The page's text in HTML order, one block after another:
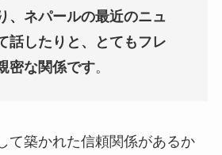
、ネパールの最近のニュ
話したりと、とてもフレ
密な関係です。
て築かれた信頼関係があるか